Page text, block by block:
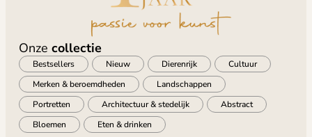
Onze collectie
Bestsellers Nieuw Dierenrijk
Cultuur
Merken & beroemdheden
Landschappen
Portretten
Architectuur & stedelijk
Abstract
Bloemen
Eten & drinken